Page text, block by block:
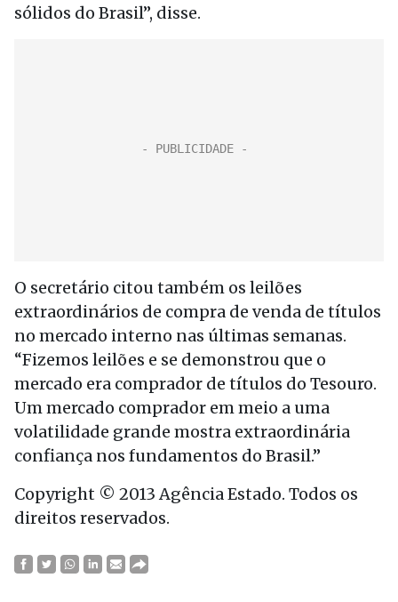
sólidos do Brasil”, disse.
O secretário citou também os leilões
extraordinários de compra de venda de títulos
no mercado interno nas últimas semanas.
“Fizemos leilões e se demonstrou que o
mercado era comprador de títulos do Tesouro.
Um mercado comprador em meio a uma
volatilidade grande mostra extraordinária
confiança nos fundamentos do Brasil.”
Copyright © 2013 Agência Estado. Todos os
direitos reservados.